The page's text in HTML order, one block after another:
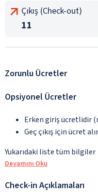
Çıkış (Check-out)
11
Zorunlu Ücretler
Opsiyonel Ücretler
Erken giriş ücretlidir
Geç çıkış için ücret
Yukarıdaki liste tüm bilgiler
Devamını Oku
Check-in Açıklamaları